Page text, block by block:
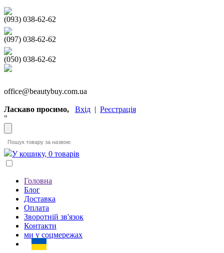
(093) 038-62-62
(097) 038-62-62
(050) 038-62-62
office@beautybuy.com.ua
Ласкаво просимо, Вхід | Реєстрація
"
У кошику, 0 товарів
Головна
Блог
Доставка
Оплата
Зворотній зв'язок
Контакти
ми у соцмережах